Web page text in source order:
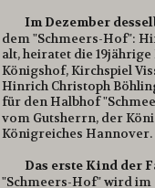
Im Dezember
dem "Schmeers-Hof":
alt, heiratet die
Königshof, Kirchspiel
Hinrich Christoph
für den Halbhof
vom Gutsherrn, der
Königreiches Hannover.
Das erste Kind der
"Schmeers-Hof" wird im